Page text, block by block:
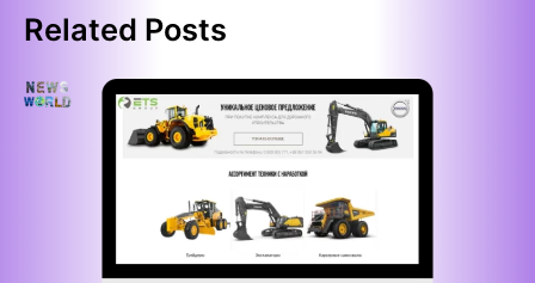
Related Posts